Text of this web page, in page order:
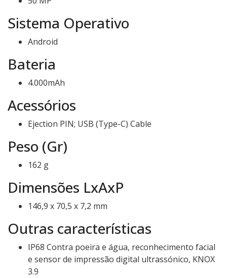
de IA para proporcionar uma experiência em alta definição
sem teres de ajustar as definições do ecrã.
Sistema Operativo
Android
Bateria
4.000mAh
Acessórios
Ejection PIN; USB (Type-C) Cable
Peso (Gr)
162 g
Dimensões LxAxP
146,9 x 70,5 x 7,2 mm
Outras características
IP68 Contra poeira e água, reconhecimento facial
e sensor de impressão digital ultrassónico, KNOX
3.9